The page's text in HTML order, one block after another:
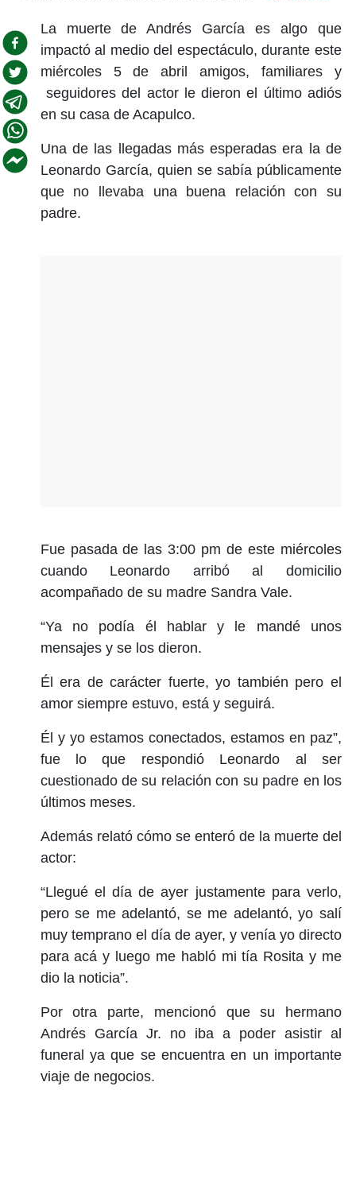
La muerte de Andrés García es algo que
impactó al medio del espectáculo, durante este
miércoles 5 de abril amigos, familiares y
seguidores del actor le dieron el último adiós
en su casa de Acapulco.
Una de las llegadas más esperadas era la de
Leonardo García, quien se sabía públicamente
que no llevaba una buena relación con su
padre.
Fue pasada de las 3:00 pm de este miércoles
cuando Leonardo arribó al domicilio
acompañado de su madre Sandra Vale.
“Ya no podía él hablar y le mandé unos
mensajes y se los dieron.
Él era de carácter fuerte, yo también pero el
amor siempre estuvo, está y seguirá.
Él y yo estamos conectados, estamos en paz”,
fue lo que respondió Leonardo al ser
cuestionado de su relación con su padre en los
últimos meses.
Además relató cómo se enteró de la muerte del
actor:
“Llegué el día de ayer justamente para verlo,
pero se me adelantó, se me adelantó, yo salí
muy temprano el día de ayer, y venía yo directo
para acá y luego me habló mi tía Rosita y me
dio la noticia”.
Por otra parte, mencionó que su hermano
Andrés García Jr. no iba a poder asistir al
funeral ya que se encuentra en un importante
viaje de negocios.